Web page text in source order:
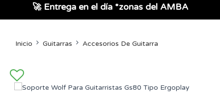
🚀 Entrega en el día *zonas del AMBA
Inicio Guitarras Accesorios De Guitarra